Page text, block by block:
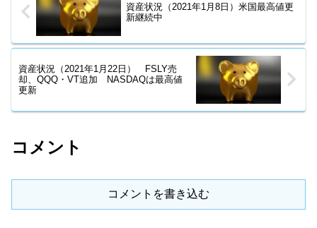
資産状況（2021年1月8日）米国最高値更
新継続中
資産状況（2021年1月22日） FSLY売
却、QQQ・VT追加 NASDAQは最高値
更新
コメント
コメントを書き込む